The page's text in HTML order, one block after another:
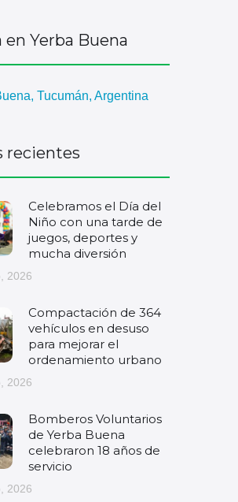
en Yerba Buena
Tucumán, Argentina
recientes
Celebramos el Día del
Niño con una tarde de
juegos, deportes y
mucha diversión
2026
Compactación de 364
vehículos en desuso
para mejorar el
ordenamiento urbano
2026
Bomberos Voluntarios
de Yerba Buena
celebraron 18 años de
servicio
2026